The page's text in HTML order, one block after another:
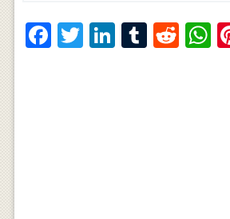
Facebook
Twitter
LinkedIn
Tumblr